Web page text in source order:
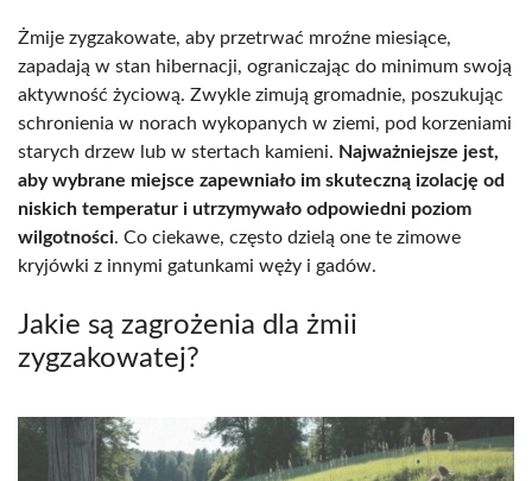
Żmije zygzakowate, aby przetrwać mroźne miesiące,
zapadają w stan hibernacji, ograniczając do minimum swoją
aktywność życiową. Zwykle zimują gromadnie, poszukując
schronienia w norach wykopanych w ziemi, pod korzeniami
starych drzew lub w stertach kamieni. Najważniejsze jest,
aby wybrane miejsce zapewniało im skuteczną izolację od
niskich temperatur i utrzymywało odpowiedni poziom
wilgotności. Co ciekawe, często dzielą one te zimowe
kryjówki z innymi gatunkami węży i gadów.
Jakie są zagrożenia dla żmii
zygzakowatej?